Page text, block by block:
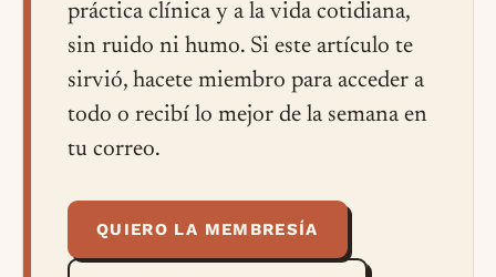
práctica clínica y a la vida cotidiana,
sin ruido ni humo. Si este artículo te
sirvió, hacete miembro para acceder a
todo o recibí lo mejor de la semana en
tu correo.
QUIERO LA MEMBRESÍA